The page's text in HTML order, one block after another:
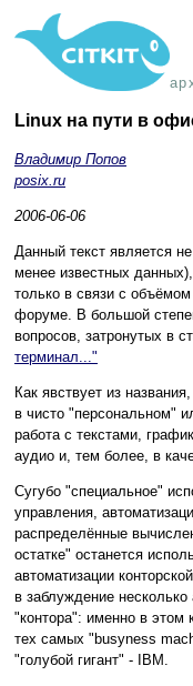
Linux на пути в
Владимир Попов
posix.ru
2006-06-06
Данный текст является
менее известных
только в связи с
форуме. В большой
вопросов, затронутых в
терминал..."
Как явствует из
в чисто "персональном"
работа с текстами,
аудио и, тем более, в
Сугубо "специальное"
управления,
распределённые
остатке" останется
автоматизации
в заблуждение несколько
"контора": именно в этом
тех самых "busyness
"голубой гигант" - IBM.